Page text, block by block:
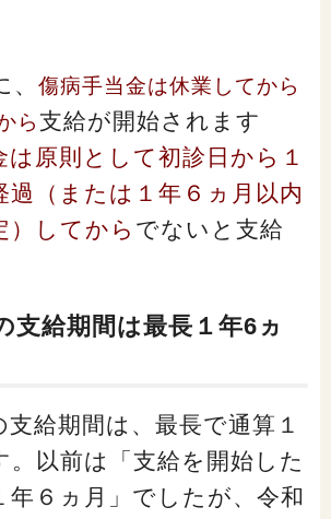
傷病手当金は休業してから
ら支給が開始されます
は原則として初診日から１
過（または１年６ヵ月以内
）してから でないと支給
支給期間は最長１年6ヵ
支給期間は、最長で通算１
。以前は「支給を開始した
年６ヵ月」でしたが、令和